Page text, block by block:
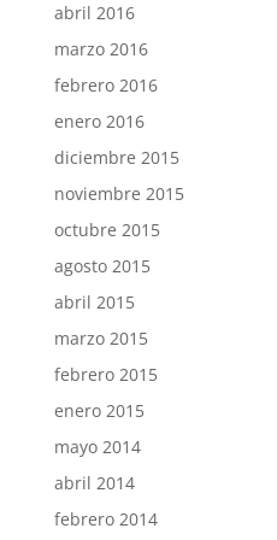
abril 2016
marzo 2016
febrero 2016
enero 2016
diciembre 2015
noviembre 2015
octubre 2015
agosto 2015
abril 2015
marzo 2015
febrero 2015
enero 2015
mayo 2014
abril 2014
febrero 2014